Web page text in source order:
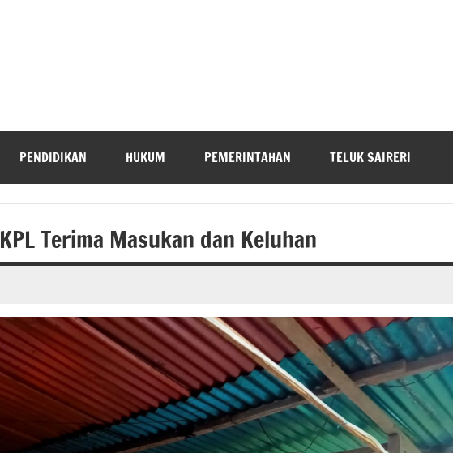
PENDIDIKAN HUKUM PEMERINTAHAN TELUK SAIRERI
Terima Masukan dan Keluhan